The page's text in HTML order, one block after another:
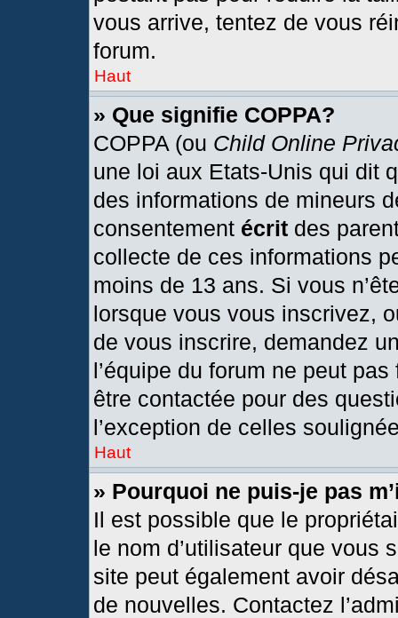
vous arrive, tentez de vous
forum.
Haut
» Que signifie COPPA?
COPPA (ou Child Online
une loi aux Etats-Unis qui dit
des informations de mineurs
consentement écrit des
collecte de ces informations
moins de 13 ans. Si vous
lorsque vous vous inscrivez,
de vous inscrire, demandez
l’équipe du forum ne peut
être contactée pour des
l’exception de celles
Haut
» Pourquoi ne puis-je pas
Il est possible que le
le nom d’utilisateur que vous
site peut également avoir
de nouvelles. Contactez